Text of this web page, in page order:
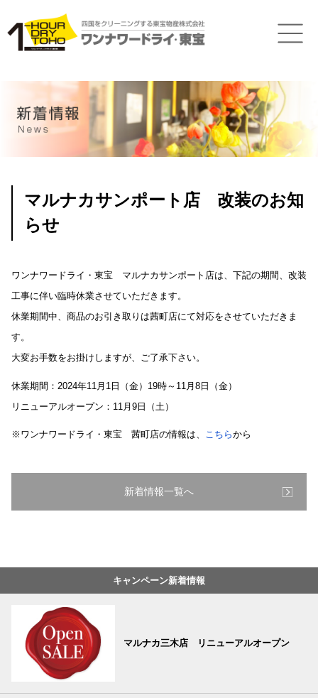
マルナカサンポート店 改装のお知
らせ
ワンナワードライ・東宝 マルナカサンポート店は、下記の期間、改装
工事に伴い臨時休業させていただきます。
休業期間中、商品のお引き取りは茜町店にて対応をさせていただきま
す。
大変お手数をお掛けしますが、ご了承下さい。
休業期間：2024年11月1日（金）19時～11月8日（金）
リニューアルオープン：11月9日（土）
※ワンナワードライ・東宝 茜町店の情報は、 こちらから
新着情報一覧へ
キャンペーン新着情報
マルナカ三木店 リニューアルオープン